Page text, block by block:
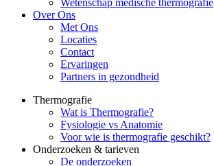
Over Ons
Met Ons
Locaties
Contact
Ervaringen
Partners in gezondheid
Thermografie
Wat is Thermografie?
Fysiologie vs Anatomie
Voor wie is thermografie geschikt?
Onderzoeken & tarieven
De onderzoeken